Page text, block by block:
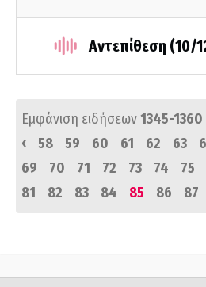
Αντεπίθεση (10/
Εμφάνιση ειδήσεων1345-1360
‹
58 59 60 61 62 63
69
70 71 72 73 74 75
81
82 83 84 85 86 87